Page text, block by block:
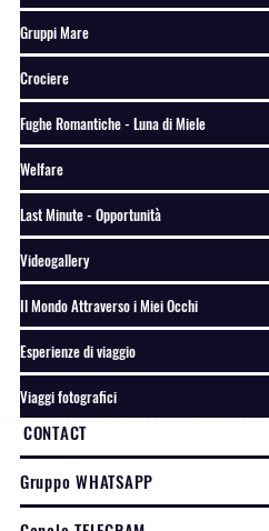
Gruppi Mare
Crociere
Fughe Romantiche - Luna di Miele
Welfare
Last Minute - Opportunità
Videogallery
Il Mondo Attraverso i Miei Occhi
Esperienze di viaggio
Viaggi fotografici
CONTACT
Gruppo WHATSAPP